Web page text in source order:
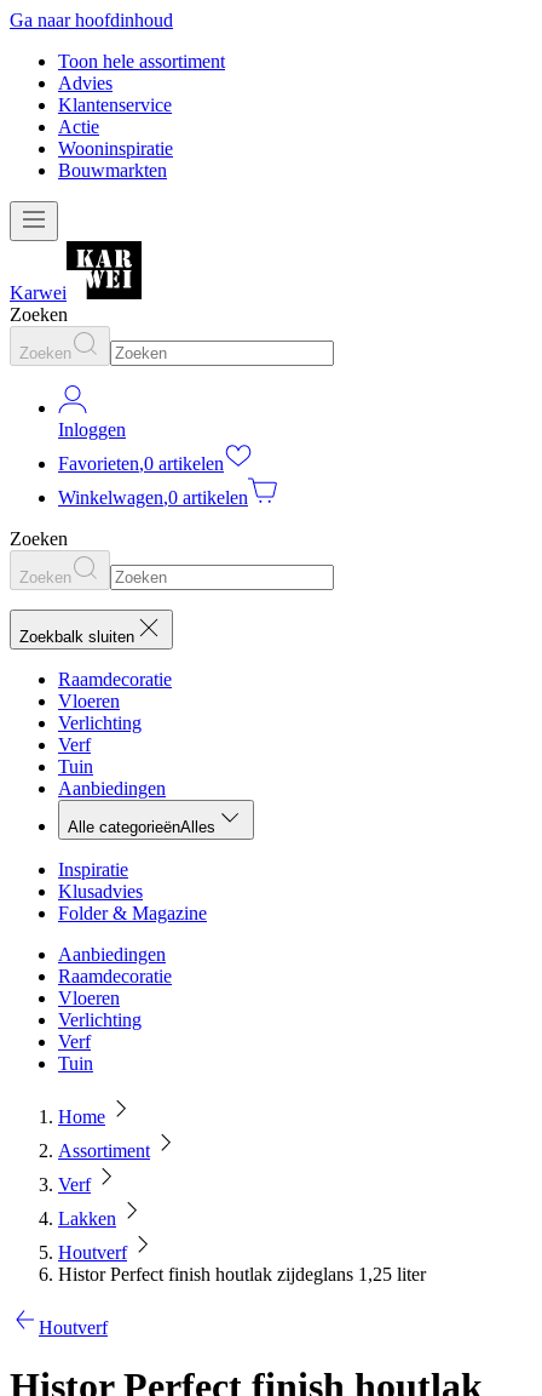
Ga naar hoofdinhoud
Toon hele assortiment
Advies
Klantenservice
Actie
Wooninspiratie
Bouwmarkten
Karwei
Zoeken
Zoeken
Inloggen
Favorieten,0 artikelen
Winkelwagen,0 artikelen
Zoeken
Zoeken
Zoekbalk sluiten
Raamdecoratie
Vloeren
Verlichting
Verf
Tuin
Aanbiedingen
Alle categorieënAlles
Inspiratie
Klusadvies
Folder & Magazine
Aanbiedingen
Raamdecoratie
Vloeren
Verlichting
Verf
Tuin
Home
Assortiment
Verf
Lakken
Houtverf
Histor Perfect finish houtlak zijdeglans 1,25 liter
Houtverf
Histor Perfect finish houtlak